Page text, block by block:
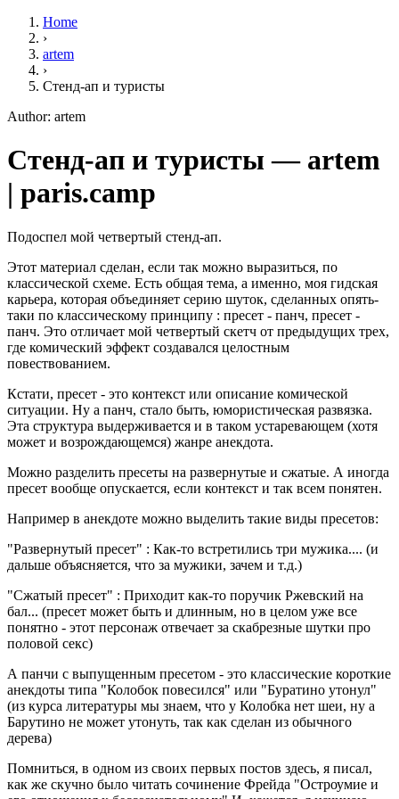
Home
›
artem
›
Стенд-ап и туристы
Author: artem
Стенд-ап и туристы — artem
| paris.camp
Подоспел мой четвертый стенд-ап.
Этот материал сделан, если так можно выразиться, по
классической схеме. Есть общая тема, а именно, моя гидская
карьера, которая объединяет серию шуток, сделанных опять-
таки по классическому принципу : пресет - панч, пресет -
панч. Это отличает мой четвертый скетч от предыдущих трех,
где комический эффект создавался целостным
повествованием.
Кстати, пресет - это контекст или описание комической
ситуации. Ну а панч, стало быть, юмористическая развязка.
Эта структура выдерживается и в таком устаревающем (хотя
может и возрождающемся) жанре анекдота.
Можно разделить пресеты на развернутые и сжатые. А иногда
пресет вообще опускается, если контекст и так всем понятен.
Например в анекдоте можно выделить такие виды пресетов:
"Развернутый пресет" : Как-то встретились три мужика.... (и
дальше объясняется, что за мужики, зачем и т.д.)
"Сжатый пресет" : Приходит как-то поручик Ржевский на
бал... (пресет может быть и длинным, но в целом уже все
понятно - этот персонаж отвечает за скабрезные шутки про
половой секс)
А панчи с выпущенным пресетом - это классические короткие
анекдоты типа "Колобок повесился" или "Буратино утонул"
(из курса литературы мы знаем, что у Колобка нет шеи, ну а
Барутино не может утонуть, так как сделан из обычного
дерева)
Помниться, в одном из своих первых постов здесь, я писал,
как же скучно было читать сочинение Фрейда "Остроумие и